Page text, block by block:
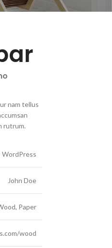
nam tellus
rutrum.
WordPress
John Doe
Paper
wood